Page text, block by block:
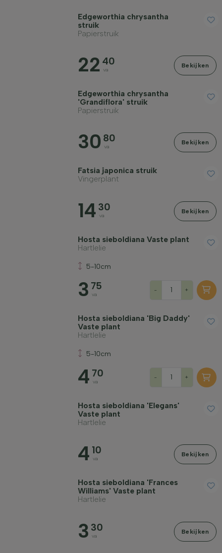
Edgeworthia chrysantha
struik
Papierstruik
22 40
va
Bekijken
Edgeworthia chrysantha
'Grandiflora' struik
Papierstruik
30 80
va
Bekijken
Fatsia japonica struik
Vingerplant
14 30
va
Bekijken
Hosta sieboldiana Vaste plant
Hartlelie
5-10cm
3 75
va
- +
Hosta sieboldiana 'Big Daddy'
Vaste plant
Hartlelie
5-10cm
4 70
va
- +
Hosta sieboldiana 'Elegans'
Vaste plant
Hartlelie
4 10
va
Bekijken
Hosta sieboldiana 'Frances
Williams' Vaste plant
Hartlelie
3 30
va
Bekijken